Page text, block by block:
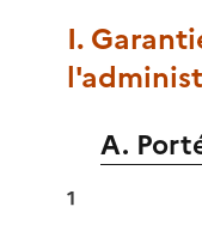
I.
A.
1